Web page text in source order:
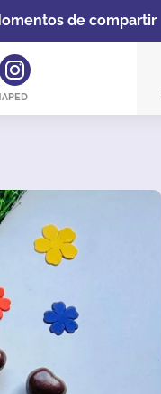
de compartir